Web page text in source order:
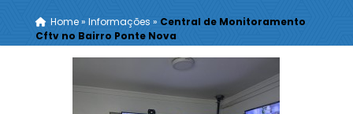
Home» Informações » Central de Monitoramento
Cftv no Bairro Ponte Nova